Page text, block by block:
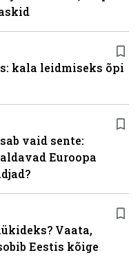
kala leidmiseks õpi
vaid sente:
Euroopa
Vaata,
Eestis kõige